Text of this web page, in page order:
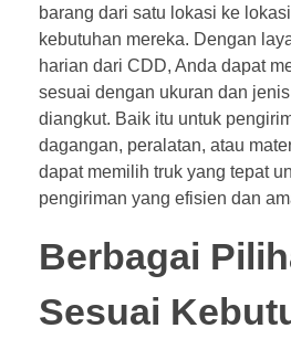
barang dari satu lokasi ke
kebutuhan mereka. Dengan
harian dari CDD, Anda dapat
sesuai dengan ukuran dan
diangkut. Baik itu untuk
dagangan, peralatan, atau
dapat memilih truk yang tepat
pengiriman yang efisien dan
Berbagai
Sesuai